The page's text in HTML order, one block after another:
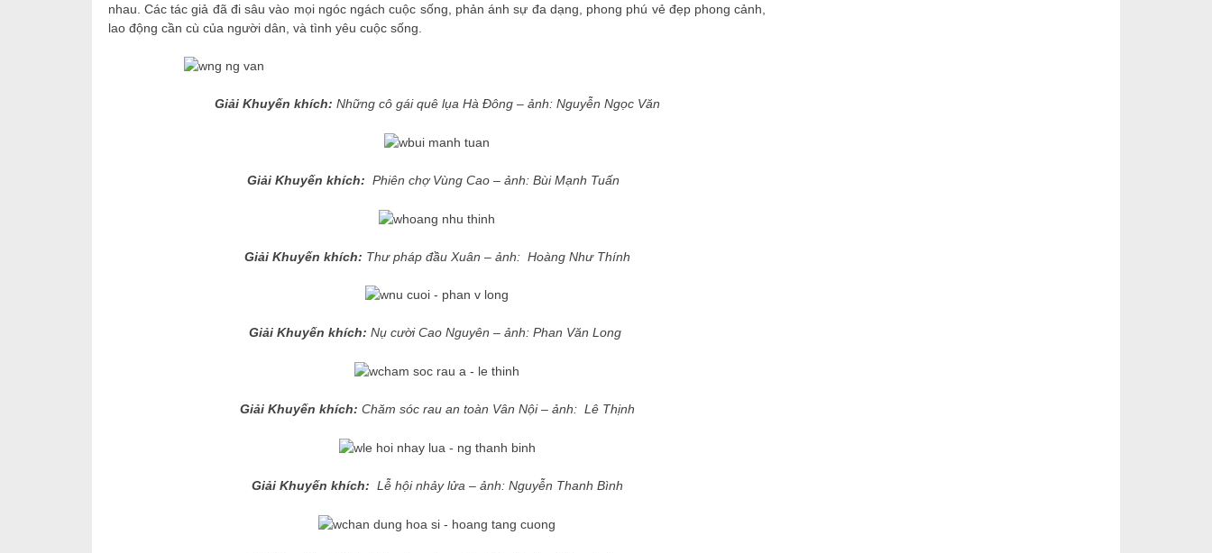
nhau. Các tác giả đã đi sâu vào mọi ngóc ngách cuộc sống, phản ánh sự đa dạng, phong phú vẻ đẹp phong cảnh,
lao động cần cù của người dân, và tình yêu cuộc sống.
Giải Khuyến khích: Những cô gái quê lụa Hà Đông – ảnh: Nguyễn Ngọc Văn
Giải Khuyến khích: Phiên chợ Vùng Cao – ảnh: Bùi Mạnh Tuấn
Giải Khuyến khích: Thư pháp đầu Xuân – ảnh: Hoàng Như Thính
Giải Khuyến khích: Nụ cười Cao Nguyên – ảnh: Phan Văn Long
Giải Khuyến khích: Chăm sóc rau an toàn Vân Nội – ảnh: Lê Thịnh
Giải Khuyến khích: Lễ hội nhảy lửa – ảnh: Nguyễn Thanh Bình